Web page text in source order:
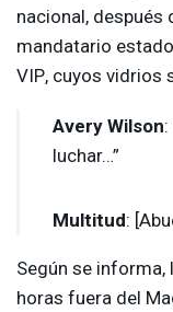
nacional, después
mandatario
VIP, cuyos vidrios
Avery Wilson
luchar…”
Multitud:
Según se
horas fuera del